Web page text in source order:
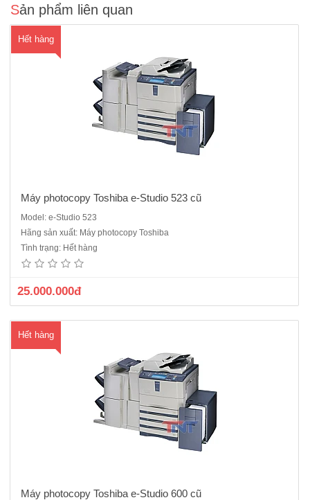
Sản phẩm liên quan
Hết hàng
Máy photocopy Toshiba e-Studio 523 cũ
Model: e-Studio 523
Hãng sản xuất: Máy photocopy Toshiba
Tình trạng: Hết hàng
25.000.000đ
Hết hàng
Máy photocopy Toshiba E-Studio 600 sản xuất năm 2010 được dùng
trong các cửa hàng dịch vụ photocopy và công ty xây dựng, văn
phòng, nhà trường số lượng bản in lớnMáy kỹ thuật số, Laser trắng
đen , chức năng chính PhotocopyBộ(ARDF) & (Duplex) &nbs..
Máy photocopy Toshiba e-Studio 600 cũ